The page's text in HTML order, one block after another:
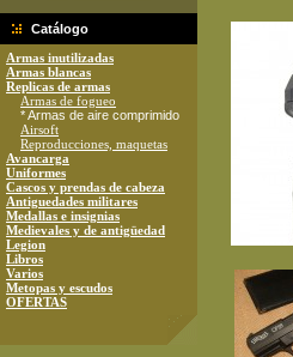
Catálogo
Armas inutilizadas
Armas blancas
Replicas de armas
Armas de fogueo
* Armas de aire comprimido
Airsoft
Reproducciones, maquetas
Avancarga
Uniformes
Cascos y prendas de cabeza
Antiguedades militares
Medallas e insignias
Medievales y de antigüedad
Legion
Libros
Varios
Metopas y escudos
OFERTAS